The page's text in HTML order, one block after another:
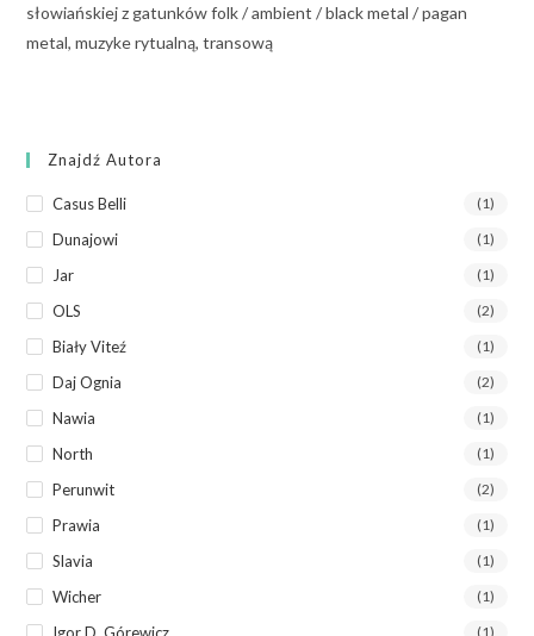
słowiańskiej z gatunków folk / ambient / black metal / pagan
metal, muzyke rytualną, transową
Znajdź Autora
Casus Belli (1)
Dunajowi (1)
Jar (1)
OLS (2)
Biały Viteź (1)
Daj Ognia (2)
Nawia (1)
North (1)
Perunwit (2)
Prawia (1)
Slavia (1)
Wicher (1)
(1)